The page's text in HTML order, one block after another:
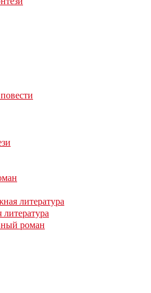
литература
роман